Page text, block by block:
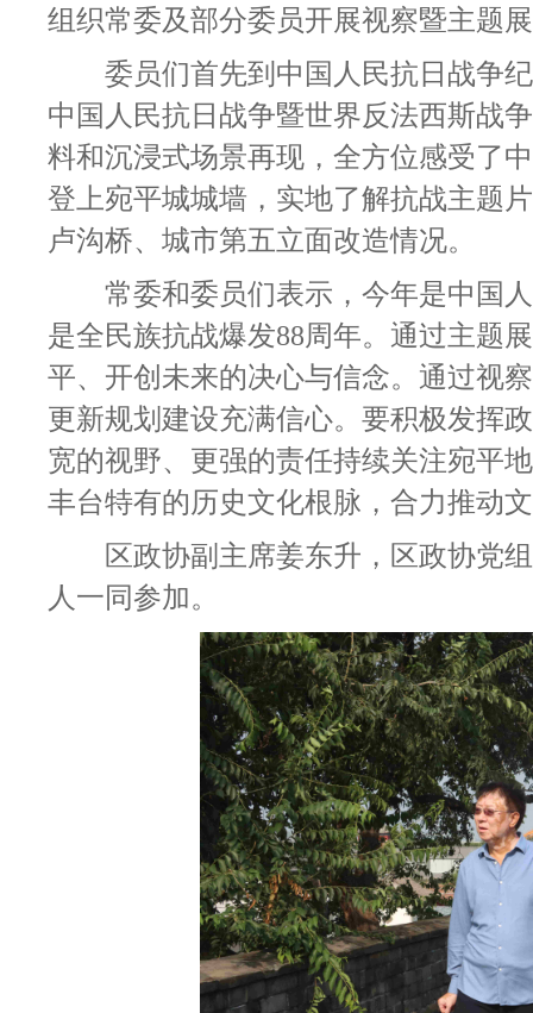
组织常委及部分委员开展视察暨主题
委员们首先到中国人民抗日战争
中国人民抗日战争暨世界反法西斯战
料和沉浸式场景再现，全方位感受了
登上宛平城城墙，实地了解抗战主题
卢沟桥、城市第五立面改造情况。
常委和委员们表示，今年是中国
是全民族抗战爆发88周年。通过主题
平、开创未来的决心与信念。通过视
更新规划建设充满信心。要积极发挥
宽的视野、更强的责任持续关注宛平
丰台特有的历史文化根脉，合力推动
区政协副主席姜东升 ，区政协党
人一同参加。